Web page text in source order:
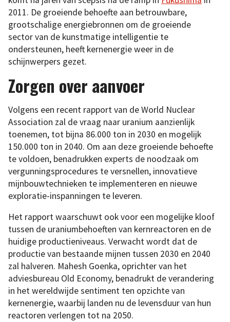
2011. De groeiende behoefte aan betrouwbare,
grootschalige energiebronnen om de groeiende
sector van de kunstmatige intelligentie te
ondersteunen, heeft kernenergie weer in de
schijnwerpers gezet.
Zorgen over aanvoer
Volgens een recent rapport van de World Nuclear
Association zal de vraag naar uranium aanzienlijk
toenemen, tot bijna 86.000 ton in 2030 en mogelijk
150.000 ton in 2040. Om aan deze groeiende behoefte
te voldoen, benadrukken experts de noodzaak om
vergunningsprocedures te versnellen, innovatieve
mijnbouwtechnieken te implementeren en nieuwe
exploratie-inspanningen te leveren.
Het rapport waarschuwt ook voor een mogelijke kloof
tussen de uraniumbehoeften van kernreactoren en de
huidige productieniveaus. Verwacht wordt dat de
productie van bestaande mijnen tussen 2030 en 2040
zal halveren. Mahesh Goenka, oprichter van het
adviesbureau Old Economy, benadrukt de verandering
in het wereldwijde sentiment ten opzichte van
kernenergie, waarbij landen nu de levensduur van hun
reactoren verlengen tot na 2050.